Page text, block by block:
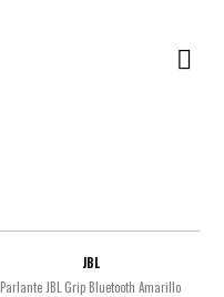
JBL
Parlante JBL Grip Bluetooth Amarillo